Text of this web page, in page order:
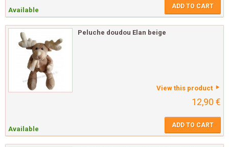
Available ADD TO CART
Peluche doudou Elan beige
View this product
12,90 €
Available ADD TO CART